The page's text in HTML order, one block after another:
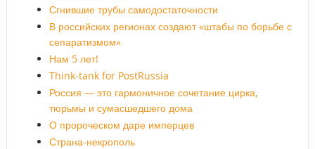
Сгнившие трубы самодостаточности
В российских регионах создают «штабы по борьбе с
сепаратизмом»
Нам 5 лет!
Think-tank for PostRussia
Россия — это гармоничное сочетание цирка,
тюрьмы и сумасшедшего дома
О пророческом даре имперцев
Страна-некрополь